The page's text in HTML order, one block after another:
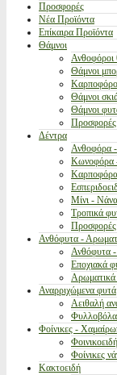
Προσφορές
Νέα Προϊόντα
Επίκαιρα Προϊόντα
Θάμνοι
Ανθοφόροι
Θάμνοι
Θάμνοι
Θάμνοι
Δέντρα
Ανθοφόρα -
Κωνοφόρα
Μίνι -
Τροπικά
Ανθόφυτα -
Ανθόφυτα
Εποχιακά
Αναρριχώμενα φυτά
Αειθαλή
Φυλλοβόλα
Φοίνικες -
Φοίνικες
Κακτοειδή